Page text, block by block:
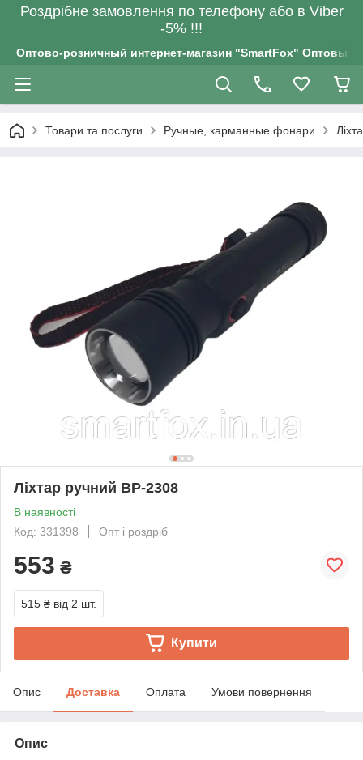
Роздрiбне замовлення по телефону або в Viber
-5% !!!
Оптово-розничный интернет-магазин "SmartFox" Оптовым
Товари та послуги Ручные, карманные фонари
Ліхтар ручний BP-2308
В наявності
Код: 331398
Опт і роздріб
553 ₴
515 ₴ від 2 шт.
Купити
Опис Доставка Оплата Умови повернення
Опис